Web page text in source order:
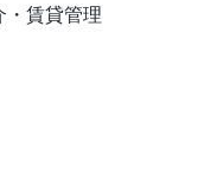
・賃貸管理